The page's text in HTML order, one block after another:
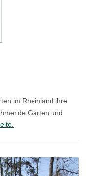
im Rheinland ihre
Gärten und